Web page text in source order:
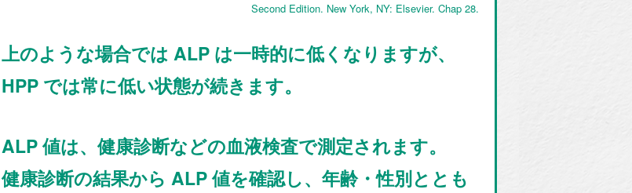
Second Edition. New York, NY: Elsevier. Chap 28.
上のような場合では ALP は一時的に低くなりますが、
HPP では常に低い状態が続きます。
ALP 値は、健康診断などの血液検査で測定されます。
健康診断の結果から ALP 値を確認し、年齢・性別ととも